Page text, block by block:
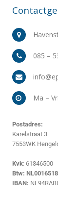
085 –
Ma –
Postadres:
Karelstraat 3
7553WK
Kvk: 61346500
Btw:
IBAN: